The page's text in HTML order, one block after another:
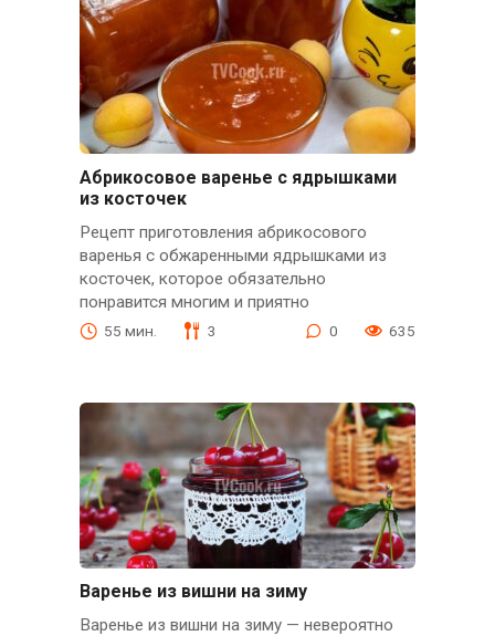
Абрикосовое варенье с ядрышками
из косточек
Рецепт приготовления абрикосового
варенья с обжаренными ядрышками из
косточек, которое обязательно
понравится многим и приятно
55 мин. 3 0 635
Варенье из вишни на зиму
Варенье из вишни на зиму — невероятно